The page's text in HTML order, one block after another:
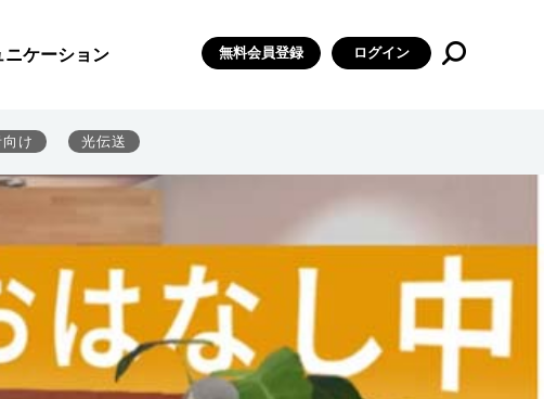
ニケーション 無料会員登録 ログイン
け 光伝送
有効性を確認したと発表した。